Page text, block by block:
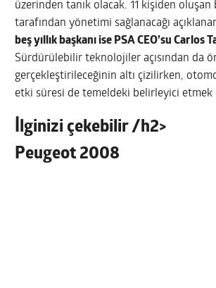
üzerinden tanık olacak. 11 kişiden
tarafından yönetimi sağlanacağı
beş yıllık başkanı ise PSA CEO’su Carlos
Sürdürülebilir teknolojiler açısından da
gerçekleştirileceğinin altı çizilirken,
etki süresi de temeldeki belirleyici etmek
İlginizi çekebilir /h2>
Peugeot 2008